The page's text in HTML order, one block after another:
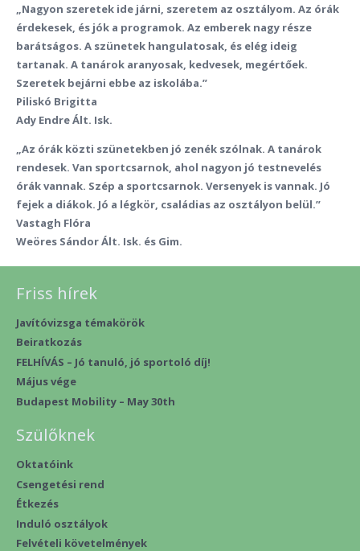
„Nagyon szeretek ide járni, szeretem az osztályom. Az órák
érdekesek, és jók a programok. Az emberek nagy része
barátságos. A szünetek hangulatosak, és elég ideig
tartanak. A tanárok aranyosak, kedvesek, megértőek.
Szeretek bejárni ebbe az iskolába.”
Piliskó Brigitta
Ady Endre Ált. Isk.
„Az órák közti szünetekben jó zenék szólnak. A tanárok
rendesek. Van sportcsarnok, ahol nagyon jó testnevelés
órák vannak. Szép a sportcsarnok. Versenyek is vannak. Jó
fejek a diákok. Jó a légkör, családias az osztályon belül.”
Vastagh Flóra
Weöres Sándor Ált. Isk. és Gim.
Friss hírek
Javítóvizsga témakörök
Beiratkozás
FELHÍVÁS – Jó tanuló, jó sportoló díj!
Május vége
Budapest Mobility – May 30th
Szülőknek
Oktatóink
Csengetési rend
Étkezés
Induló osztályok
Felvételi követelmények